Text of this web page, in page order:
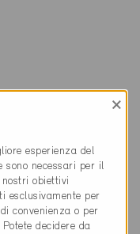
×
esperienza del
sono necessari per il
obiettivi
esclusivamente per
convenienza o per
decidere da